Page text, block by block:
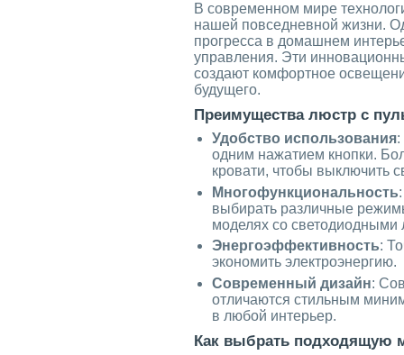
В современном мире
нашей повседневной жизни.
прогресса в домашнем
управления. Эти
создают комфортное
будущего.
Преимущества люстр с
Удобство использования:
одним нажатием кнопки.
кровати, чтобы выключить
Многофункциональность
выбирать различные
моделях со светодиодными
Энергоэффективность:
экономить электроэнергию.
Современный дизайн:
отличаются стильным
в любой интерьер.
Как выбрать подходящую